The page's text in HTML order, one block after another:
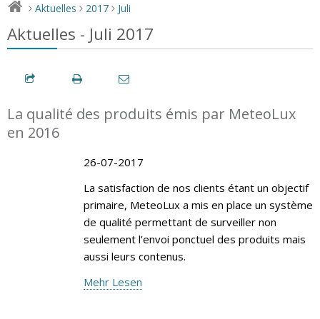
> Aktuelles > 2017 > Juli
Aktuelles - Juli 2017
La qualité des produits émis par MeteoLux
en 2016
26-07-2017
La satisfaction de nos clients étant un objectif
primaire, MeteoLux a mis en place un système
de qualité permettant de surveiller non
seulement l’envoi ponctuel des produits mais
aussi leurs contenus.
Mehr Lesen